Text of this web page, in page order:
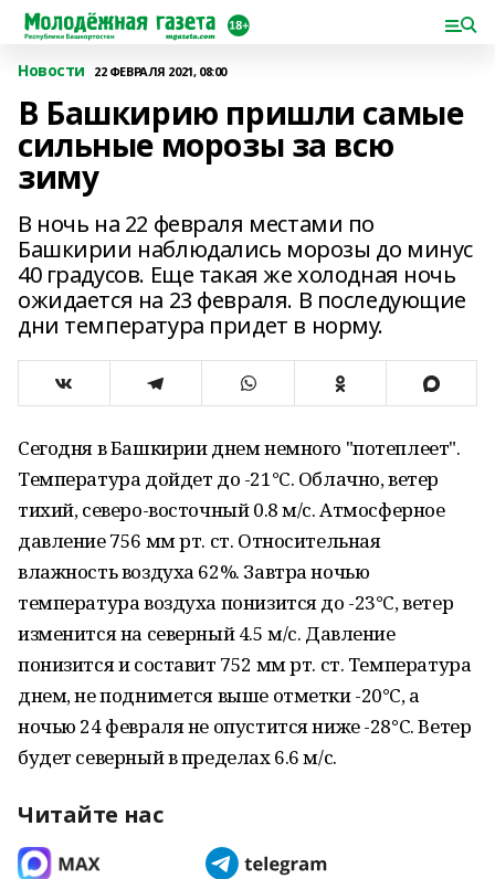
Новости 22 ФЕВРАЛЯ 2021, 08:00
В Башкирию пришли самые
сильные морозы за всю
зиму
В ночь на 22 февраля местами по
Башкирии наблюдались морозы до минус
40 градусов. Еще такая же холодная ночь
ожидается на 23 февраля. В последующие
дни температура придет в норму.
Сегодня в Башкирии днем немного "потеплеет".
Температура дойдет до -21°C. Облачно, ветер
тихий, северо-восточный 0.8 м/с. Атмосферное
давление 756 мм рт. ст. Относительная
влажность воздуха 62%. Завтра ночью
температура воздуха понизится до -23°C, ветер
изменится на северный 4.5 м/с. Давление
понизится и составит 752 мм рт. ст. Температура
днем, не поднимется выше отметки -20°C, a
ночью 24 февраля не опустится ниже -28°C. Ветер
будет северный в пределах 6.6 м/с.
Читайте нас